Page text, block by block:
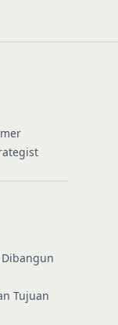
Tujuan